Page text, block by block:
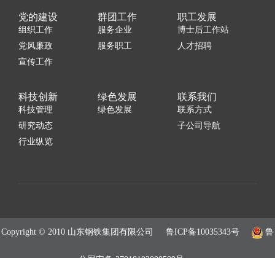
党的建设
组织工作
党风廉政
宣传工作
群团工作
服务企业
服务职工
职工发展
博士后工作站
人才招聘
科技创新
科技管理
研究动态
行业纵览
绿色发展
绿色发展
联系我们
联系方式
子公司导航
Copyright © 2010 山东钢铁集团有限公司 鲁ICP备10035343号 鲁